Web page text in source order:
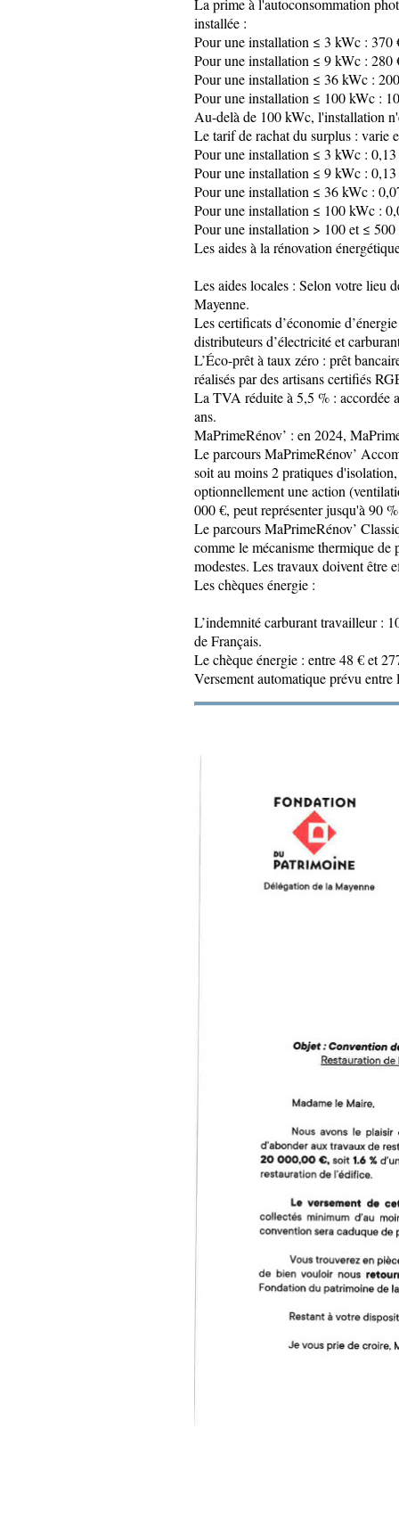
La prime à l'autoconsommation
installée :
Pour une installation ≤ 3 kWc : 370
Pour une installation ≤ 9 kWc : 280
Pour une installation ≤ 36 kWc :
Pour une installation ≤ 100 kWc :
Au-delà de 100 kWc, l'installation
Le tarif de rachat du surplus : varie
Pour une installation ≤ 3 kWc :
Pour une installation ≤ 9 kWc :
Pour une installation ≤ 36 kWc :
Pour une installation ≤ 100 kWc :
Pour une installation > 100 et ≤
Les aides à la rénovation
Les aides locales : Selon votre lieu
Mayenne.
Les certificats d’économie
distributeurs d’électricité et
L’Éco-prêt à taux zéro : prêt
réalisés par des artisans certifiés
La TVA réduite à 5,5 % : accordée
ans.
MaPrimeRénov’ : en 2024,
Le parcours MaPrimeRénov’
soit au moins 2 pratiques
optionnellement une action
000 €, peut représenter jusqu'à 90
Le parcours MaPrimeRénov’
comme le mécanisme thermique de
modestes. Les travaux doivent être
Les chèques énergie :
L’indemnité carburant travailleur :
de Français.
Le chèque énergie : entre 48 € et
Versement automatique prévu